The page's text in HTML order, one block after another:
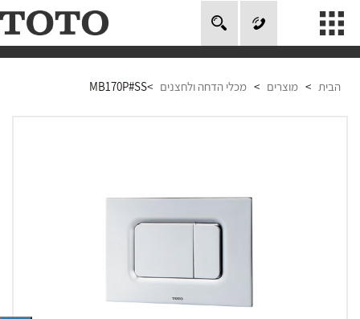
אודות
פרויקטים בעולם
חיפוש
הבית > מוצרים > מכלי הדחה ולחצנים >
MB170P#SS